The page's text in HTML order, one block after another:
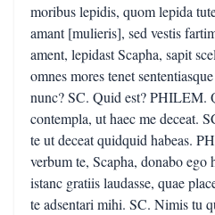
moribus lepidis, quom lepida
amant [mulieris], sed vestis
ament, lepidast Scapha, sapit
omnes mores tenet
nunc? SC. Quid est? PHILEM.
contempla, ut haec me deceat.
te ut deceat quidquid habeas.
verbum te, Scapha, donabo
istanc gratiis laudasse, quae
te adsentari mihi. SC. Nimis tu